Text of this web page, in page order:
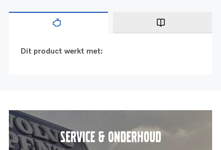
Dit product werkt met:
Service & onderhoud